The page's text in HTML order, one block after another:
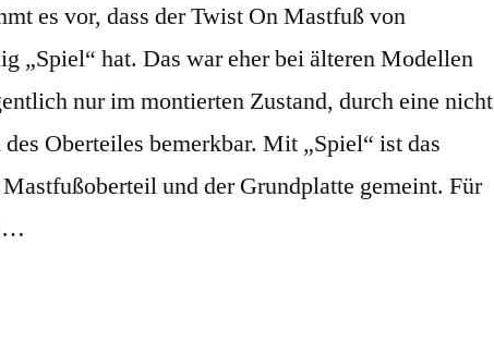
es vor, dass der Twist On Mastfuß von
„Spiel“ hat. Das war eher bei älteren Modellen
nur im montierten Zustand, durch eine nicht
Oberteiles bemerkbar. Mit „Spiel“ ist das
und der Grundplatte gemeint. Für
…